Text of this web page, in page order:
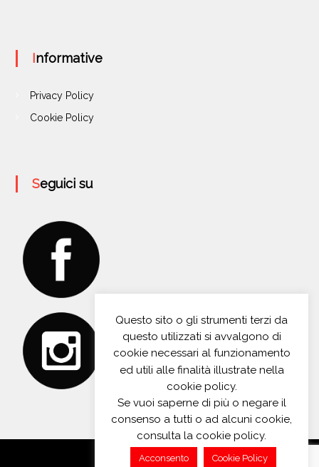
Informative
Privacy Policy
Cookie Policy
Seguici su
Questo sito o gli strumenti terzi da
questo utilizzati si avvalgono di
cookie necessari al funzionamento
ed utili alle finalità illustrate nella
cookie policy.
Se vuoi saperne di più o negare il
consenso a tutti o ad alcuni cookie,
consulta la cookie policy.
Acconsento Cookie Policy